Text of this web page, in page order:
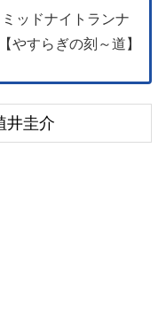
ッドナイトランナ
やすらぎの刻～道】
井圭介